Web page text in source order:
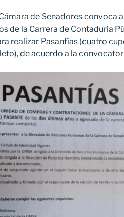
de Senadores convoca
de la Carrera de Contaduría
realizar Pasantías (cuatro
de acuerdo a la